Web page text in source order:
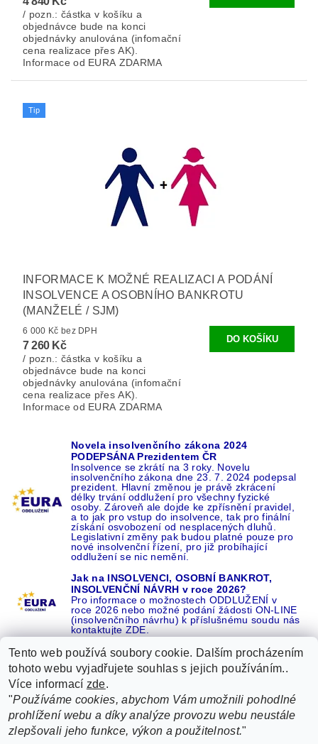
/ pozn.: částka v košíku a
objednávce bude na konci
objednávky anulována (infomační
cena realizace přes AK).
Informace od EURA ZDARMA
Tip
INFORMACE K MOŽNÉ REALIZACI A PODÁNÍ
INSOLVENCE A OSOBNÍHO BANKROTU
(MANŽELÉ / SJM)
6 000 Kč bez DPH
7 260 Kč
/ pozn.: částka v košíku a
objednávce bude na konci
objednávky anulována (infomační
cena realizace přes AK).
Informace od EURA ZDARMA
Novela insolvenčního zákona 2024
PODEPSÁNA Prezidentem ČR
Insolvence se zkrátí na 3 roky. Novelu
insolvenčního zákona dne 23. 7. 2024 podepsal
prezident. Hlavní změnou je právě zkrácení
délky trvání oddlužení pro všechny fyzické
osoby. Zároveň ale dojde ke zpřísnění pravidel,
a to jak pro vstup do insolvence, tak pro finální
získání osvobození od nesplacených dluhů.
Legislativní změny pak budou platné pouze pro
nové insolvenční řízení, pro již probíhající
oddlužení se nic nemění.
Jak na INSOLVENCI, OSOBNÍ BANKROT,
INSOLVENČNÍ NÁVRH v roce 2026?
Pro informace o možnostech ODDLUŽENÍ v
roce 2026 nebo možné podání žádosti ON-LINE
(insolvenčního návrhu) k příslušnému soudu nás
kontaktujte ZDE.
Recenze o NÁS na GOOGLE 16 let REFERENCÍ v celé ČR |
Recenze o NÁS na SEZNAMU |
ŽÁDEJTE život BEZ DLUHŮ nebo EXEKUCÍ ZDE
Tento web používá soubory cookie. Dalším procházením
tohoto webu vyjadřujete souhlas s jejich používáním..
Více informací zde.
"Používáme cookies, abychom Vám umožnili pohodlné
prohlížení webu a díky analýze provozu webu neustále
zlepšovali jeho funkce, výkon a použitelnost."